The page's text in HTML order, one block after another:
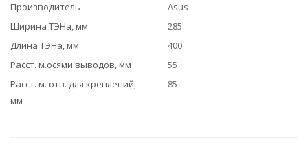
Производитель
Asus
Ширина ТЭНа, мм
285
Длина ТЭНа, мм
400
Расст. м.осями выводов, мм
55
Расст. м. отв. для креплений,
мм
85